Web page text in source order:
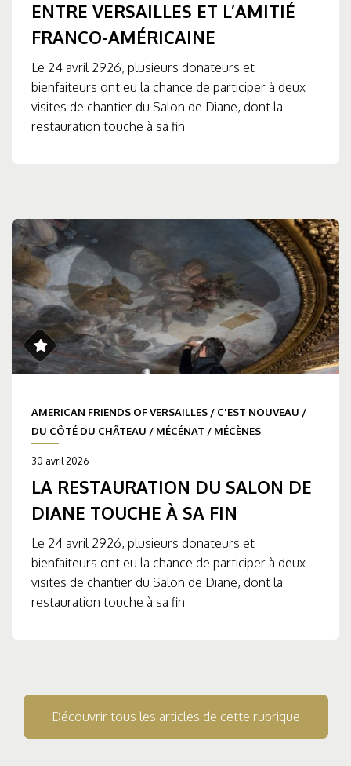
ENTRE VERSAILLES ET L’AMITIÉ
FRANCO-AMÉRICAINE
Le 24 avril 2926, plusieurs donateurs et
bienfaiteurs ont eu la chance de participer à deux
visites de chantier du Salon de Diane, dont la
restauration touche à sa fin
AMERICAN FRIENDS OF VERSAILLES / C'EST NOUVEAU /
DU CÔTÉ DU CHÂTEAU / MÉCÉNAT / MÉCÈNES
30 avril 2026
LA RESTAURATION DU SALON DE
DIANE TOUCHE À SA FIN
Le 24 avril 2926, plusieurs donateurs et
bienfaiteurs ont eu la chance de participer à deux
visites de chantier du Salon de Diane, dont la
restauration touche à sa fin
Découvrir tous les articles de cette rubrique